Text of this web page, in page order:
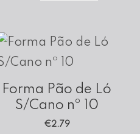
Forma Pão de Ló
S/Cano nº 10
€2.79